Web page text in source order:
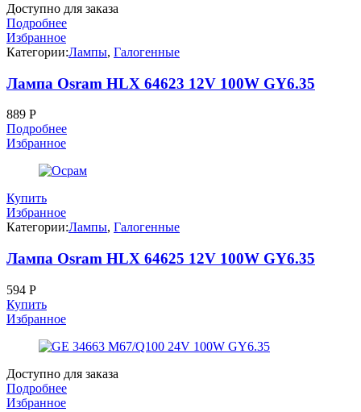
Доступно для заказа
Подробнее
Избранное
Категории:Лампы, Галогенные
Лампа Osram HLX 64623 12V 100W GY6.35
889 Р
Подробнее
Избранное
Купить
Избранное
Категории:Лампы, Галогенные
Лампа Osram HLX 64625 12V 100W GY6.35
594 Р
Купить
Избранное
Доступно для заказа
Подробнее
Избранное